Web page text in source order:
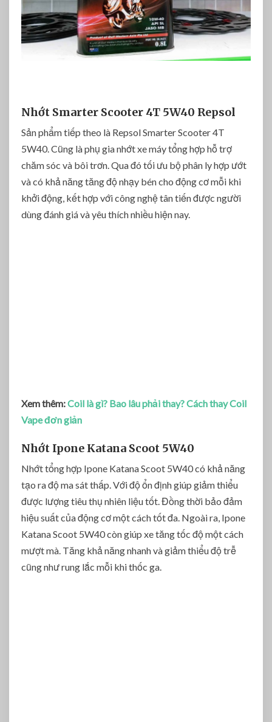
Nhớt Smarter Scooter 4T 5W40 Repsol
Sản phẩm tiếp theo là Repsol Smarter Scooter 4T
5W40. Cũng là phụ gia nhớt xe máy tổng hợp hỗ trợ
chăm sóc và bôi trơn. Qua đó tối ưu bộ phân ly hợp ướt
và có khả năng tăng độ nhạy bén cho động cơ mỗi khi
khởi động, kết hợp với công nghệ tân tiến được người
dùng đánh giá và yêu thích nhiều hiện nay.
Xem thêm:Coil là gì? Bao lâu phải thay? Cách thay Coil
Vape đơn giản
Nhớt Ipone Katana Scoot 5W40
Nhớt tổng hợp Ipone Katana Scoot 5W40 có khả năng
tạo ra độ ma sát thấp. Với độ ổn định giúp giảm thiểu
được lượng tiêu thụ nhiên liệu tốt. Đồng thời bảo đảm
hiệu suất của động cơ một cách tốt đa. Ngoài ra, Ipone
Katana Scoot 5W40 còn giúp xe tăng tốc độ một cách
mượt mà. Tăng khả năng nhanh và giảm thiểu độ trễ
cũng như rung lắc mỗi khi thốc ga.